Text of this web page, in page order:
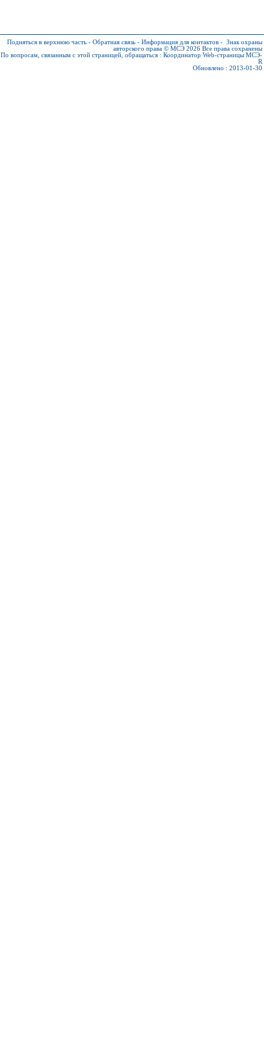
Подняться в верхнюю часть - Обратная связь - Информация для контактов - Знак охраны
авторского права © МСЭ 2026 Все права сохранены
По вопросам, связанным с этой страницей, обращаться : Координатор Web-страницы МСЭ-
R
Обновлено : 2013-01-30